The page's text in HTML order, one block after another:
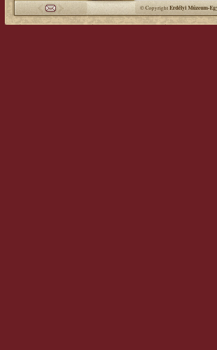
© CopyrightErdélyi Múzeum-